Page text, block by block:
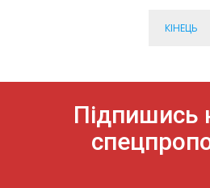
КІНЕЦЬ
Підпишись